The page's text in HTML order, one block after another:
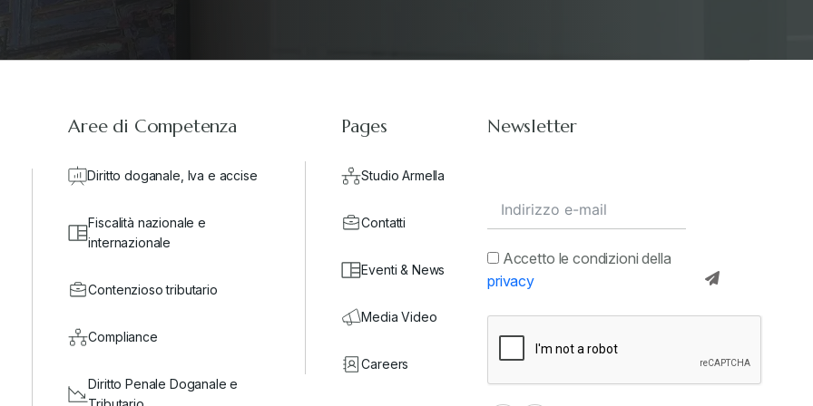
Stampa 2023
valore in dogana +
Aree di Competenza
Diritto doganale, Iva e accise
Fiscalità nazionale e
internazionale
Contenzioso tributario
Compliance
Diritto Penale Doganale e
Pages
Studio Armella
Contatti
Eventi & News
Media Video
Careers
Newsletter
Accetto le condizioni della
privacy